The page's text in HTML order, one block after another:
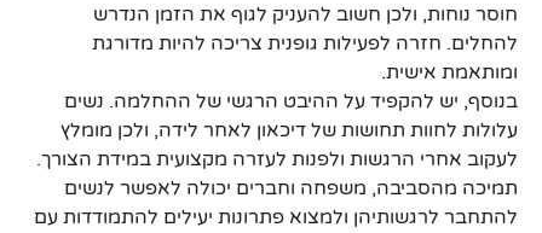
חוסר נוחות, ולכן חשוב להעניק לגוף את הזמן הנדרש
להחלים. חזרה לפעילות גופנית צריכה להיות מדורגת
ומותאמת אישית.
בנוסף, יש להקפיד על ההיבט הרגשי של ההחלמה. נשים
עלולות לחוות תחושות של דיכאון לאחר לידה, ולכן מומלץ
לעקוב אחרי הרגשות ולפנות לעזרה מקצועית במידת הצורך.
תמיכה מהסביבה, משפחה וחברים יכולה לאפשר לנשים
להתחבר לרגשותיהן ולמצוא פתרונות יעילים להתמודדות עם